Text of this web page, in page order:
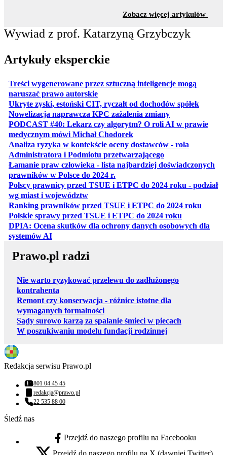
Zobacz więcej artykułów
Wywiad z prof. Katarzyną Grzybczyk
Artykuły eksperckie
Treści wygenerowane przez sztuczną inteligencje mogą
naruszać prawo autorskieotwiera się w nowej karcie
Ukryte zyski, estoński CIT, ryczałt od dochodów spółekotwiera
Nowelizacja naprawcza KPC zażalenia zmianyotwiera się w
PODCAST #40: Lekarz czy algorytm? O roli AI w prawie
medycznym mówi Michał Chodorekotwiera się w nowej karcie
Analiza ryzyka w kontekście oceny dostawców - rola
Administratora i Podmiotu przetwarzającegootwiera się w
Łamanie praw człowieka - lista najbardziej doświadczonych
prawników w Polsce do 2024 r.
Polscy prawnicy przed TSUE i ETPC do 2024 roku - podział
wg miast i województwotwiera się w nowej karcie
Ranking prawników przed TSUE i ETPC do 2024 roku
Polskie sprawy przed TSUE i ETPC do 2024 roku
DPIA: Ocena skutków dla ochrony danych osobowych dla
systemów AIotwiera się w nowej karcie
Prawo.pl radzi
Nie warto ryzykować przelewu do zadłużonego
kontrahenta
Remont czy konserwacja - różnice istotne dla
wymaganych formalności
Sądy surowo karzą za spalanie śmieci w piecach
W poszukiwaniu modelu fundacji rodzinnej
Redakcja serwisu Prawo.pl
Numer telefonu:
801 04 45 45
Adres email:
redakcja@prawo.pl
Numer telefonu:
22 535 88 00
Śledź nas
facebook - otwiera się w nowej karcie
Przejdź do naszego profilu na Facebooku
Przejdź do naszego profilu na X (dawniej Twitter)